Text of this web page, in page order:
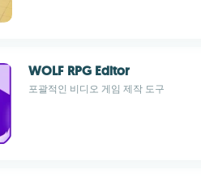
WOLF RPG Editor
포괄적인 비디오 게임 제작 도구